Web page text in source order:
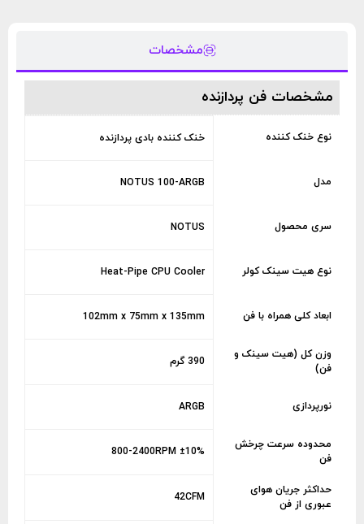
مشخصات
مشخصات فن پردازنده
نوع خنک کننده خنک کننده بادی پردازنده
مدل NOTUS 100-ARGB
سری محصول NOTUS
نوع هیت سینک کولر Heat-Pipe CPU Cooler
ابعاد کلی همراه با فن 102mm x 75mm x 135mm
وزن کل (هیت سینک و
فن)
390 گرم
نورپردازی ARGB
محدوده سرعت چرخش
فن
800-2400RPM ±10%
حداکثر جریان هوای
عبوری از فن
42CFM